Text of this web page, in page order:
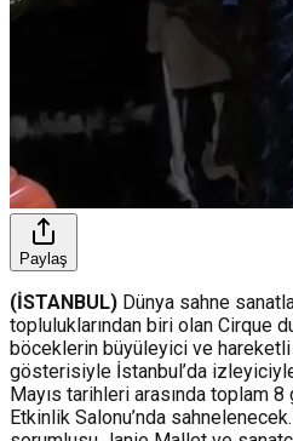
Paylaş
(İSTANBUL) Dünya sahne
topluluklarından biri olan Cirque
böceklerin büyüleyici ve
gösterisiyle İstanbul’da
Mayıs tarihleri arasında toplam
Etkinlik Salonu’nda sahnelenecek.